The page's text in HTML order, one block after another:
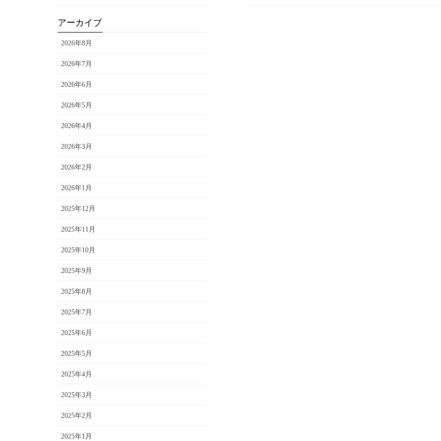
アーカイブ
2026年8月
2026年7月
2026年6月
2026年5月
2026年4月
2026年3月
2026年2月
2026年1月
2025年12月
2025年11月
2025年10月
2025年9月
2025年8月
2025年7月
2025年6月
2025年5月
2025年4月
2025年3月
2025年2月
2025年1月